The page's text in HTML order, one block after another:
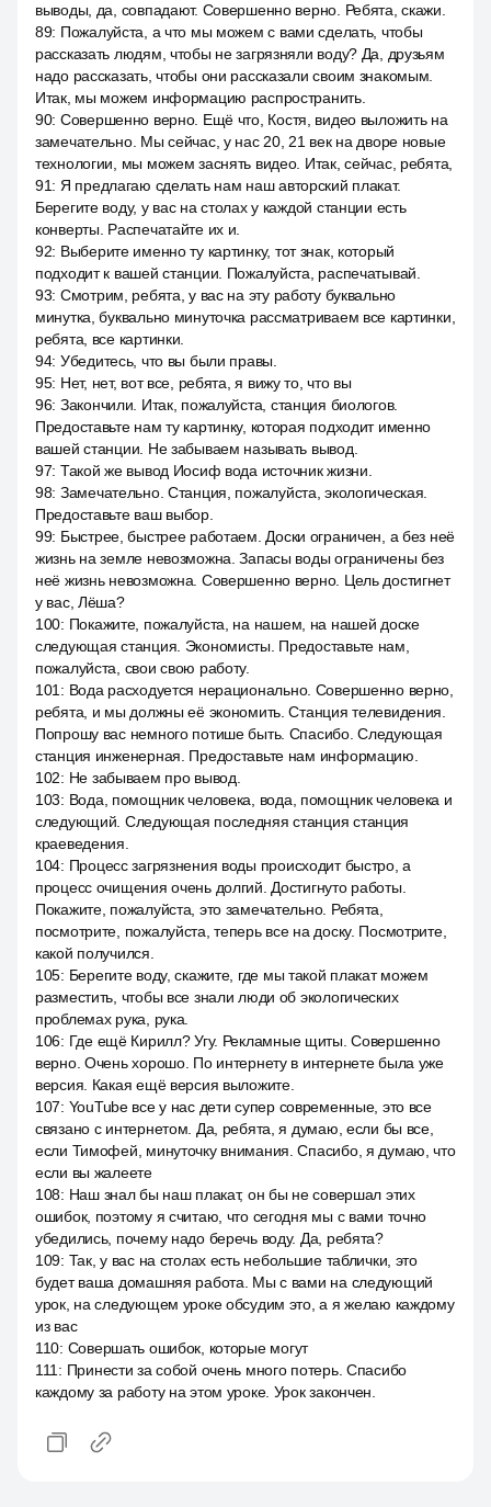
выводы, да, совпадают. Совершенно верно. Ребята, скажи.
89: Пожалуйста, а что мы можем с вами сделать, чтобы
рассказать людям, чтобы не загрязняли воду? Да, друзьям
надо рассказать, чтобы они рассказали своим знакомым.
Итак, мы можем информацию распространить.
90: Совершенно верно. Ещё что, Костя, видео выложить на
замечательно. Мы сейчас, у нас 20, 21 век на дворе новые
технологии, мы можем заснять видео. Итак, сейчас, ребята,
91: Я предлагаю сделать нам наш авторский плакат.
Берегите воду, у вас на столах у каждой станции есть
конверты. Распечатайте их и.
92: Выберите именно ту картинку, тот знак, который
подходит к вашей станции. Пожалуйста, распечатывай.
93: Смотрим, ребята, у вас на эту работу буквально
минутка, буквально минуточка рассматриваем все картинки,
ребята, все картинки.
94: Убедитесь, что вы были правы.
95: Нет, нет, вот все, ребята, я вижу то, что вы
96: Закончили. Итак, пожалуйста, станция биологов.
Предоставьте нам ту картинку, которая подходит именно
вашей станции. Не забываем называть вывод.
97: Такой же вывод Иосиф вода источник жизни.
98: Замечательно. Станция, пожалуйста, экологическая.
Предоставьте ваш выбор.
99: Быстрее, быстрее работаем. Доски ограничен, а без неё
жизнь на земле невозможна. Запасы воды ограничены без
неё жизнь невозможна. Совершенно верно. Цель достигнет
у вас, Лёша?
100: Покажите, пожалуйста, на нашем, на нашей доске
следующая станция. Экономисты. Предоставьте нам,
пожалуйста, свои свою работу.
101 : Вода расходуется нерационально. Совершенно верно,
ребята, и мы должны её экономить. Станция телевидения.
Попрошу вас немного потише быть. Спасибо. Следующая
станция инженерная. Предоставьте нам информацию.
102: Не забываем про вывод.
103: Вода, помощник человека, вода, помощник человека и
следующий. Следующая последняя станция станция
краеведения.
104: Процесс загрязнения воды происходит быстро, а
процесс очищения очень долгий. Достигнуто работы.
Покажите, пожалуйста, это замечательно. Ребята,
посмотрите, пожалуйста, теперь все на доску. Посмотрите,
какой получился.
105: Берегите воду, скажите, где мы такой плакат можем
разместить, чтобы все знали люди об экологических
проблемах рука, рука.
106: Где ещё Кирилл? Угу. Рекламные щиты. Совершенно
верно. Очень хорошо. По интернету в интернете была уже
версия. Какая ещё версия выложите.
107: YouTube все у нас дети супер современные, это все
связано с интернетом. Да, ребята, я думаю, если бы все,
если Тимофей, минуточку внимания. Спасибо, я думаю, что
если вы жалеете
108: Наш знал бы наш плакат, он бы не совершал этих
ошибок, поэтому я считаю, что сегодня мы с вами точно
убедились, почему надо беречь воду. Да, ребята?
109: Так, у вас на столах есть небольшие таблички, это
будет ваша домашняя работа. Мы с вами на следующий
урок, на следующем уроке обсудим это, а я желаю каждому
из вас
110: Совершать ошибок, которые могут
111 : Принести за собой очень много потерь. Спасибо
каждому за работу на этом уроке. Урок закончен.